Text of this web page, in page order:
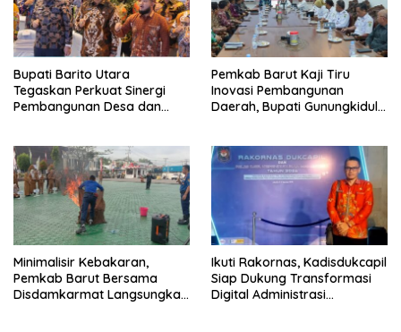
Bupati Barito Utara
Tegaskan Perkuat Sinergi
Pembangunan Desa dan
Pemkab Barut Kaji Tiru
Inovasi Pembangunan
Daerah, Bupati Gunungkidul
Lokal dan Pelestarian
Lingkungan
Minimalisir Kebakaran,
Pemkab Barut Bersama
Disdamkarmat Langsungkan
Ikuti Rakornas, Kadisdukcapil
Siap Dukung Transformasi
Digital Administrasi